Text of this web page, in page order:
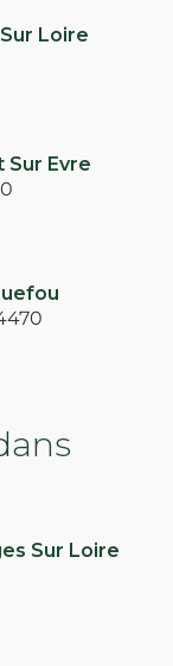
Loire
Sur Evre
Sur Loire